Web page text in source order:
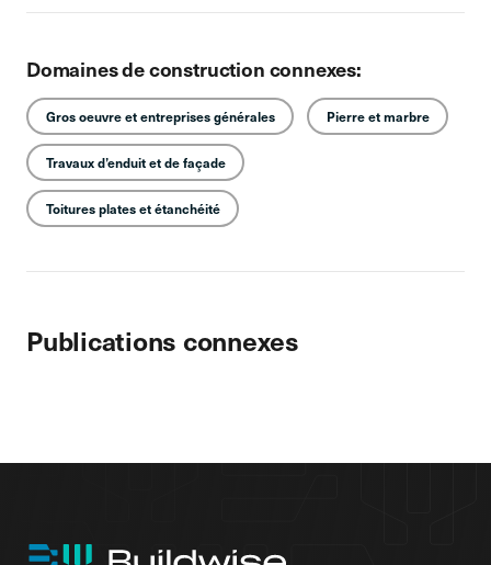
Domaines de construction connexes:
Gros oeuvre et entreprises générales Pierre et marbre
Travaux d’enduit et de façade
Toitures plates et étanchéité
Publications connexes